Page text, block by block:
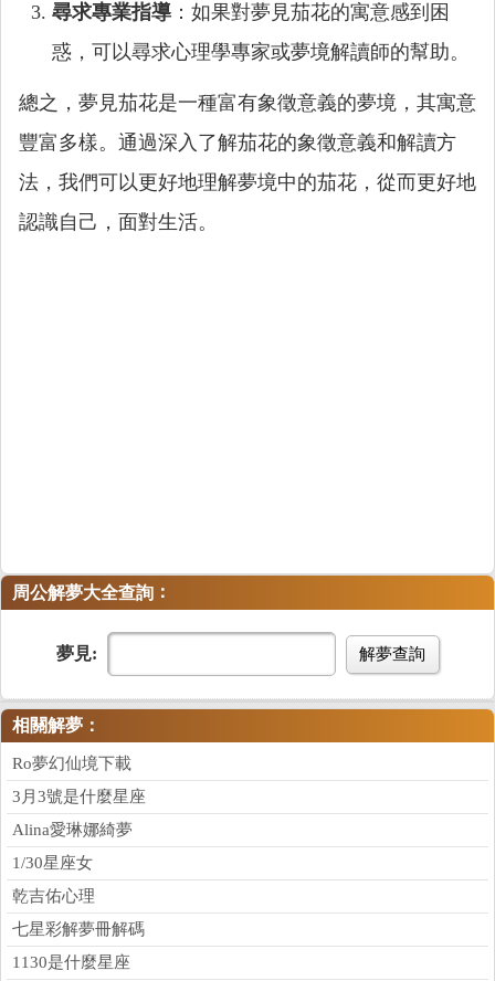
尋求專業指導 ：如果對夢見茄花的寓意感到困
惑，可以尋求心理學專家或夢境解讀師的幫助。
總之，夢見茄花是一種富有象徵意義的夢境，其寓意
豐富多樣。通過深入了解茄花的象徵意義和解讀方
法，我們可以更好地理解夢境中的茄花，從而更好地
認識自己，面對生活。
周公解夢大全查詢 ：
夢見: 解夢查詢
相關解夢：
Ro夢幻仙境下載
3月3號是什麼星座
Alina愛琳娜綺夢
1/30星座女
乾吉佑心理
七星彩解夢冊解碼
1130是什麼星座